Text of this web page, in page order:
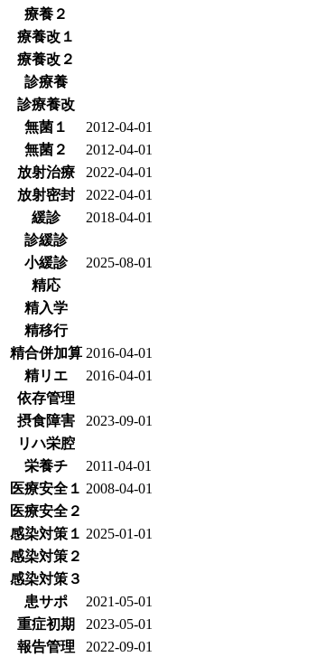
療養２
療養改１
療養改２
診療養
診療養改
無菌１
2012-04-01
無菌２
2012-04-01
放射治療
2022-04-01
放射密封
2022-04-01
緩診
2018-04-01
診緩診
小緩診
2025-08-01
精応
精入学
精移行
精合併加算 2016-04-01
精リエ
2016-04-01
依存管理
摂食障害
2023-09-01
リハ栄腔
栄養チ
2011-04-01
医療安全１ 2008-04-01
医療安全２
感染対策１ 2025-01-01
感染対策２
感染対策３
患サポ
2021-05-01
重症初期
2023-05-01
報告管理
2022-09-01